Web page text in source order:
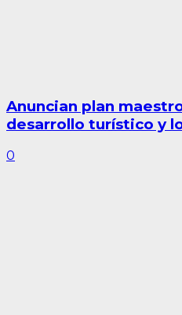
Anuncian plan
desarrollo turístico y
0